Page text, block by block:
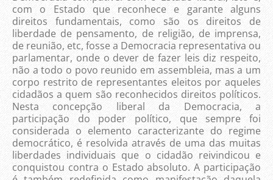
com o Estado que reconhece e garante alguns
direitos fundamentais, como são os direitos de
liberdade de pensamento, de religião, de imprensa,
de reunião, etc, fosse a Democracia representativa ou
parlamentar, onde o dever de fazer leis diz respeito,
não a todo o povo reunido em assembleia, mas a um
corpo restrito de representantes eleitos por aqueles
cidadãos a quem são reconhecidos direitos políticos.
Nesta concepção liberal da Democracia, a
participação do poder político, que sempre foi
considerada o elemento caracterizante do regime
democrático, é resolvida através de uma das muitas
liberdades individuais que o cidadão reivindicou e
conquistou contra o Estado absoluto. A participação